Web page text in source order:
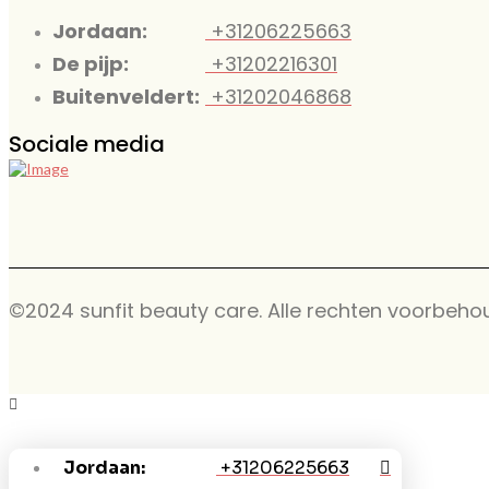
Jordaan:
+31206225663
De pijp:
+31202216301
Buitenveldert: +31202046868
Sociale media
©2024 sunfit beauty care. Alle rechten
Jordaan: +31206225663